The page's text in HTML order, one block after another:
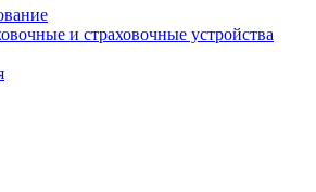
и страховочные устройства